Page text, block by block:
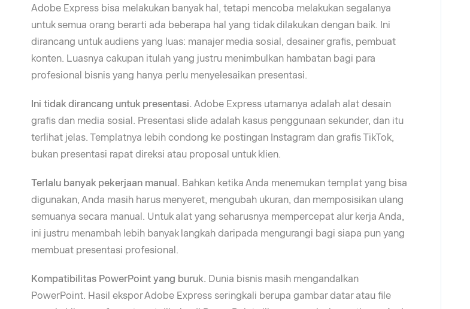
Adobe Express bisa melakukan banyak hal, tetapi mencoba melakukan segalanya
untuk semua orang berarti ada beberapa hal yang tidak dilakukan dengan baik. Ini
dirancang untuk audiens yang luas: manajer media sosial, desainer grafis, pembuat
konten. Luasnya cakupan itulah yang justru menimbulkan hambatan bagi para
profesional bisnis yang hanya perlu menyelesaikan presentasi.
Ini tidak dirancang untuk presentasi. Adobe Express utamanya adalah alat desain
grafis dan media sosial. Presentasi slide adalah kasus penggunaan sekunder, dan itu
terlihat jelas. Templatnya lebih condong ke postingan Instagram dan grafis TikTok,
bukan presentasi rapat direksi atau proposal untuk klien.
Terlalu banyak pekerjaan manual. Bahkan ketika Anda menemukan templat yang bisa
digunakan, Anda masih harus menyeret, mengubah ukuran, dan memposisikan ulang
semuanya secara manual. Untuk alat yang seharusnya mempercepat alur kerja Anda,
ini justru menambah lebih banyak langkah daripada mengurangi bagi siapa pun yang
membuat presentasi profesional.
Kompatibilitas PowerPoint yang buruk. Dunia bisnis masih mengandalkan
PowerPoint. Hasil ekspor Adobe Express seringkali berupa gambar datar atau file